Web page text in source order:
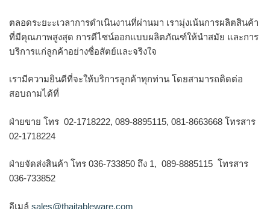
ตลอดระยะะเวลาการดำเนินงานที่ผ่านมา เรามุ่งเน้นการผลิตสินค้า
ที่มีคุณภาพสูงสุด การดีไซน์ออกแบบผลิตภัณฑ์ให้นำสมัย และการ
บริการแก่ลูกค้าอย่างซื่อสัตย์และจริงใจ
เรามีความยินดีที่จะให้บริการลูกค้าทุกท่าน โดยสามารถติดต่อ
สอบถามได้ที่
ฝ่ายขาย โทร 02-1718222, 089-8895115, 081-8663668 โทรสาร
02-1718224
ฝ่ายจัดส่งสินค้า โทร 036-733850 ถึง 1, 089-8885115 โทรสาร
036-733852
อีเมล์ sales@thaitableware.com